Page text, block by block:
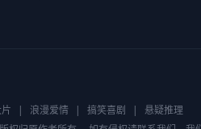
| 浪漫爱情 | 搞笑喜剧 |
悬疑推理